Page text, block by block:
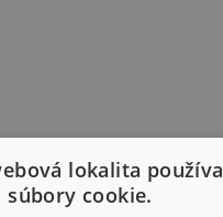
lokalita používa
súbory cookie.